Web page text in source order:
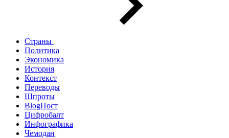
Страны
Политика
Экономика
История
Контекст
Переводы
Шпроты
BlogПост
Цифробалт
Инфографика
Чемодан